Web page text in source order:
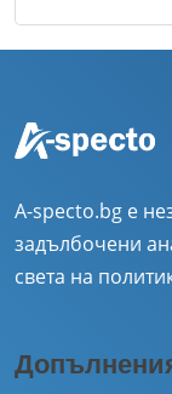
A-specto.bg е
задълбочени
света на